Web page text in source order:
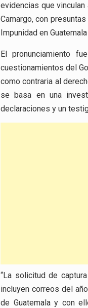
evidencias que
Camargo, con
Impunidad en Guatemala
El pronunciamiento
cuestionamientos del
como contraria al
se basa en una
declaraciones y un
“La solicitud de
incluyen correos del
de Guatemala y con